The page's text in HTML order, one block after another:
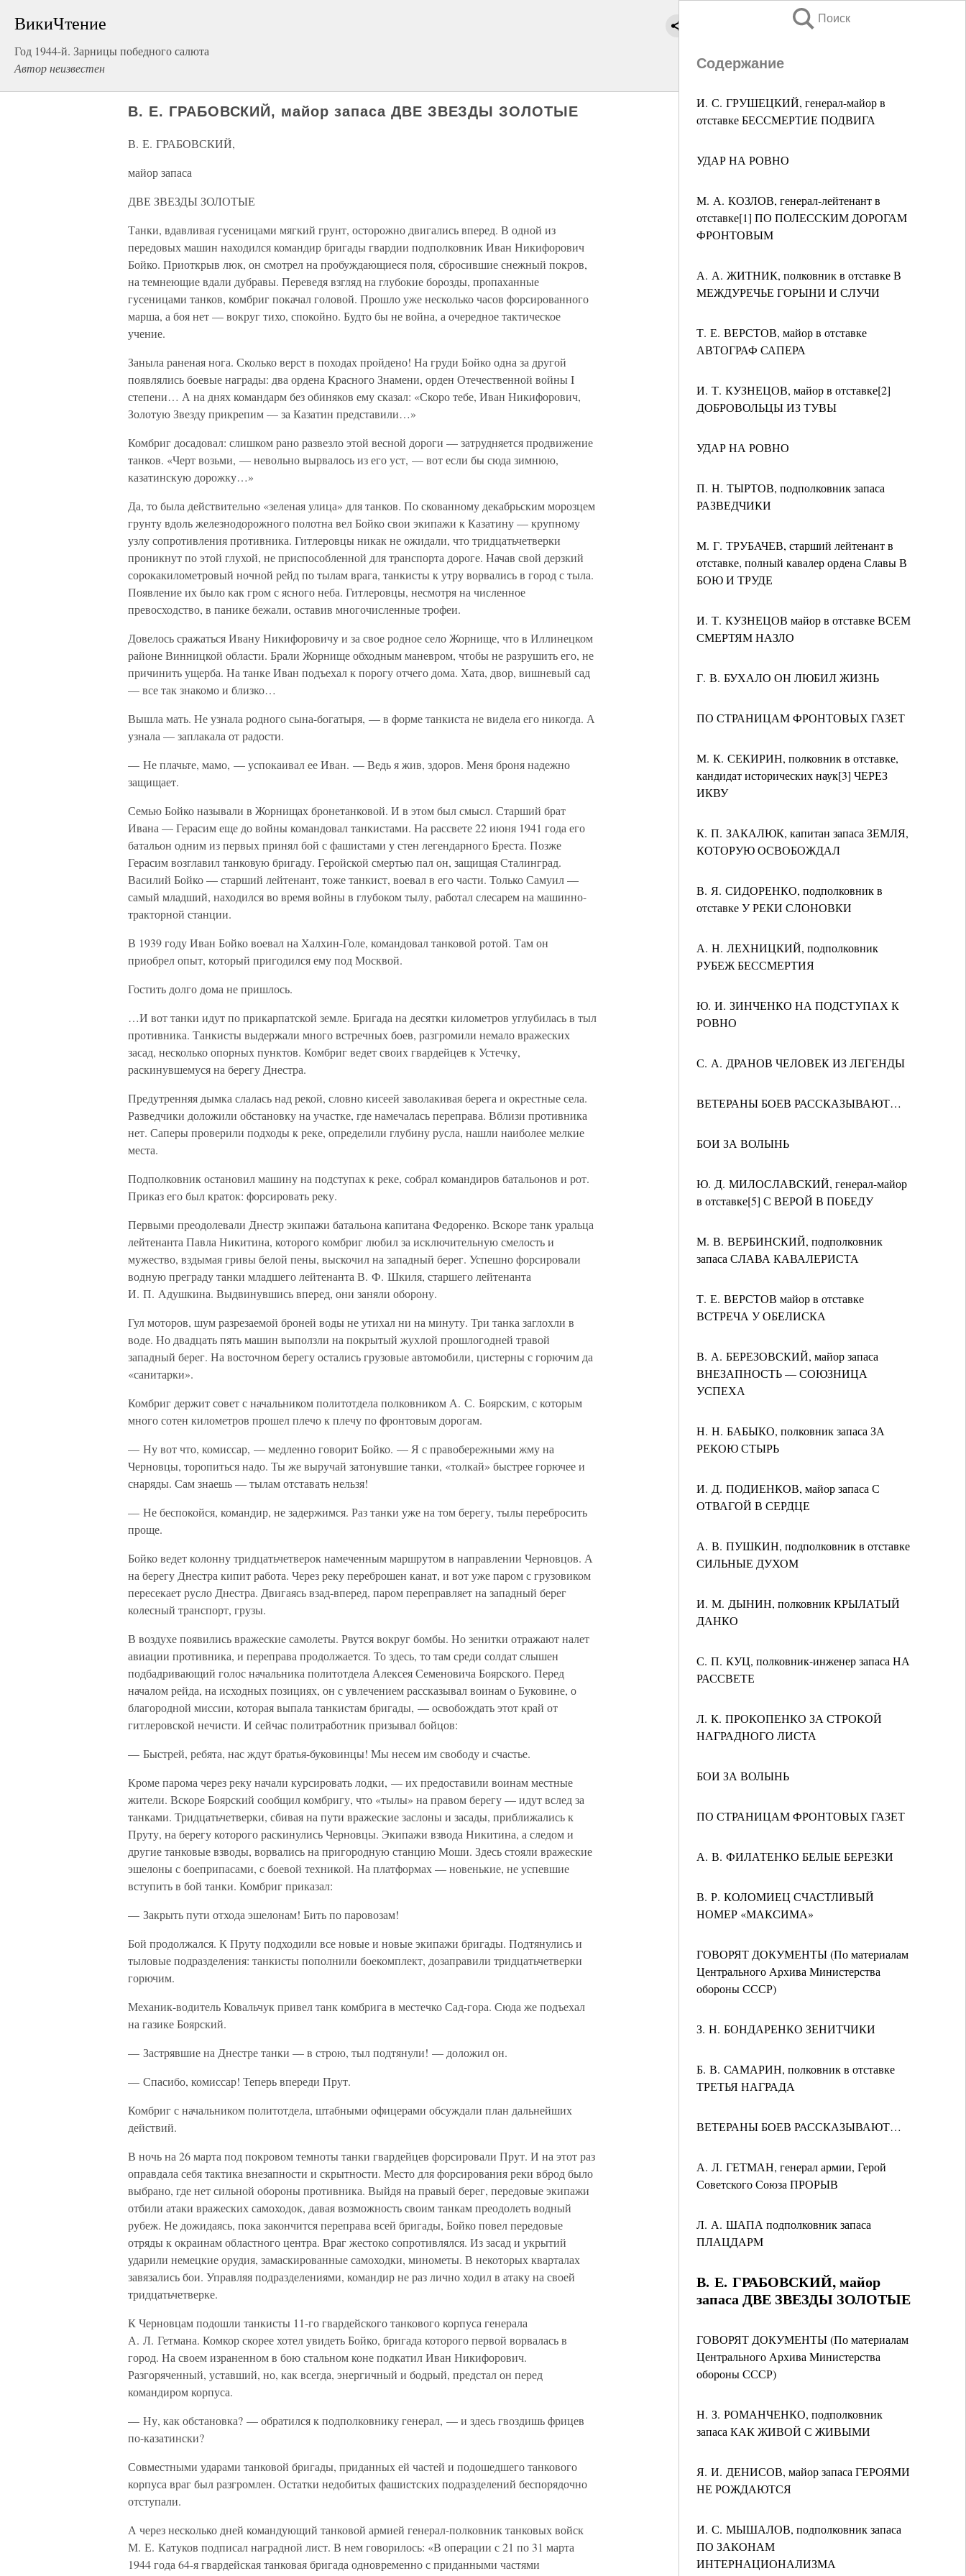
ВикиЧтение
Год 1944-й. Зарницы победного салюта
Автор неизвестен
Поиск
Содержание
И. С. ГРУШЕЦКИЙ, генерал-майор в
отставке БЕССМЕРТИЕ ПОДВИГА
УДАР НА РОВНО
М. А. КОЗЛОВ, генерал-лейтенант в
отставке[1] ПО ПОЛЕССКИМ ДОРОГАМ
ФРОНТОВЫМ
А. А. ЖИТНИК, полковник в отставке В
МЕЖДУРЕЧЬЕ ГОРЫНИ И СЛУЧИ
Т. Е. ВЕРСТОВ, майор в отставке
АВТОГРАФ САПЕРА
И. Т. КУЗНЕЦОВ, майор в отставке[2]
ДОБРОВОЛЬЦЫ ИЗ ТУВЫ
УДАР НА РОВНО
П. Н. ТЫРТОВ, подполковник запаса
РАЗВЕДЧИКИ
М. Г. ТРУБАЧЕВ, старший лейтенант в
отставке, полный кавалер ордена Славы В
БОЮ И ТРУДЕ
И. Т. КУЗНЕЦОВ майор в отставке ВСЕМ
СМЕРТЯМ НАЗЛО
Г. В. БУХАЛО ОН ЛЮБИЛ ЖИЗНЬ
ПО СТРАНИЦАМ ФРОНТОВЫХ ГАЗЕТ
М. К. СЕКИРИН, полковник в отставке,
кандидат исторических наук[3] ЧЕРЕЗ
ИКВУ
К. П. ЗАКАЛЮК, капитан запаса ЗЕМЛЯ,
КОТОРУЮ ОСВОБОЖДАЛ
В. Я. СИДОРЕНКО, подполковник в
отставке У РЕКИ СЛОНОВКИ
А. Н. ЛЕХНИЦКИЙ, подполковник
РУБЕЖ БЕССМЕРТИЯ
Ю. И. ЗИНЧЕНКО НА ПОДСТУПАХ К
РОВНО
С. А. ДРАНОВ ЧЕЛОВЕК ИЗ ЛЕГЕНДЫ
ВЕТЕРАНЫ БОЕВ РАССКАЗЫВАЮТ…
БОИ ЗА ВОЛЫНЬ
Ю. Д. МИЛОСЛАВСКИЙ, генерал-майор
в отставке[5] С ВЕРОЙ В ПОБЕДУ
М. В. ВЕРБИНСКИЙ, подполковник
запаса СЛАВА КАВАЛЕРИСТА
Т. Е. ВЕРСТОВ майор в отставке
ВСТРЕЧА У ОБЕЛИСКА
В. А. БЕРЕЗОВСКИЙ, майор запаса
ВНЕЗАПНОСТЬ — СОЮЗНИЦА
УСПЕХА
Н. Н. БАБЫКО, полковник запаса ЗА
РЕКОЮ СТЫРЬ
И. Д. ПОДИЕНКОВ, майор запаса С
ОТВАГОЙ В СЕРДЦЕ
А. В. ПУШКИН, подполковник в отставке
СИЛЬНЫЕ ДУХОМ
И. М. ДЫНИН, полковник КРЫЛАТЫЙ
ДАНКО
С. П. КУЦ, полковник-инженер запаса НА
РАССВЕТЕ
Л. К. ПРОКОПЕНКО ЗА СТРОКОЙ
НАГРАДНОГО ЛИСТА
БОИ ЗА ВОЛЫНЬ
ПО СТРАНИЦАМ ФРОНТОВЫХ ГАЗЕТ
А. В. ФИЛАТЕНКО БЕЛЫЕ БЕРЕЗКИ
В. Р. КОЛОМИЕЦ СЧАСТЛИВЫЙ
НОМЕР «МАКСИМА»
ГОВОРЯТ ДОКУМЕНТЫ (По материалам
Центрального Архива Министерства
обороны СССР)
З. Н. БОНДАРЕНКО ЗЕНИТЧИКИ
Б. В. САМАРИН, полковник в отставке
ТРЕТЬЯ НАГРАДА
ВЕТЕРАНЫ БОЕВ РАССКАЗЫВАЮТ…
А. Л. ГЕТМАН, генерал армии, Герой
Советского Союза ПРОРЫВ
Л. А. ШАПА подполковник запаса
ПЛАЦДАРМ
В. Е. ГРАБОВСКИЙ, майор
запаса ДВЕ ЗВЕЗДЫ ЗОЛОТЫЕ
ГОВОРЯТ ДОКУМЕНТЫ (По материалам
Центрального Архива Министерства
обороны СССР)
Н. З. РОМАНЧЕНКО, подполковник
запаса КАК ЖИВОЙ С ЖИВЫМИ
Я. И. ДЕНИСОВ, майор запаса ГЕРОЯМИ
НЕ РОЖДАЮТСЯ
И. С. МЫШАЛОВ, подполковник запаса
ПО ЗАКОНАМ
ИНТЕРНАЦИОНАЛИЗМА
В. Е. ГРАБОВСКИЙ, майор запаса ДВЕ ЗВЕЗДЫ ЗОЛОТЫЕ
В. Е. ГРАБОВСКИЙ,
майор запаса
ДВЕ ЗВЕЗДЫ ЗОЛОТЫЕ
Танки, вдавливая гусеницами мягкий грунт, осторожно двигались вперед. В одной из
передовых машин находился командир бригады гвардии подполковник Иван Никифорович
Бойко. Приоткрыв люк, он смотрел на пробуждающиеся поля, сбросившие снежный покров,
на темнеющие вдали дубравы. Переведя взгляд на глубокие борозды, пропаханные
гусеницами танков, комбриг покачал головой. Прошло уже несколько часов форсированного
марша, а боя нет — вокруг тихо, спокойно. Будто бы не война, а очередное тактическое
учение.
Заныла раненая нога. Сколько верст в походах пройдено! На груди Бойко одна за другой
появлялись боевые награды: два ордена Красного Знамени, орден Отечественной войны I
степени… А на днях командарм без обиняков ему сказал: «Скоро тебе, Иван Никифорович,
Золотую Звезду прикрепим — за Казатин представили…»
Комбриг досадовал: слишком рано развезло этой весной дороги — затрудняется продвижение
танков. «Черт возьми, — невольно вырвалось из его уст, — вот если бы сюда зимнюю,
казатинскую дорожку…»
Да, то была действительно «зеленая улица» для танков. По скованному декабрьским морозцем
грунту вдоль железнодорожного полотна вел Бойко свои экипажи к Казатину — крупному
узлу сопротивления противника. Гитлеровцы никак не ожидали, что тридцатьчетверки
проникнут по этой глухой, не приспособленной для транспорта дороге. Начав свой дерзкий
сорокакилометровый ночной рейд по тылам врага, танкисты к утру ворвались в город с тыла.
Появление их было как гром с ясного неба. Гитлеровцы, несмотря на численное
превосходство, в панике бежали, оставив многочисленные трофеи.
Довелось сражаться Ивану Никифоровичу и за свое родное село Жорнище, что в Иллинецком
районе Винницкой области. Брали Жорнище обходным маневром, чтобы не разрушить его, не
причинить ущерба. На танке Иван подъехал к порогу отчего дома. Хата, двор, вишневый сад
— все так знакомо и близко…
Вышла мать. Не узнала родного сына-богатыря, — в форме танкиста не видела его никогда. А
узнала — заплакала от радости.
— Не плачьте, мамо, — успокаивал ее Иван. — Ведь я жив, здоров. Меня броня надежно
защищает.
Семью Бойко называли в Жорнищах бронетанковой. И в этом был смысл. Старший брат
Ивана — Герасим еще до войны командовал танкистами. На рассвете 22 июня 1941 года его
батальон одним из первых принял бой с фашистами у стен легендарного Бреста. Позже
Герасим возглавил танковую бригаду. Геройской смертью пал он, защищая Сталинград.
Василий Бойко — старший лейтенант, тоже танкист, воевал в его части. Только Самуил —
самый младший, находился во время войны в глубоком тылу, работал слесарем на машинно-
тракторной станции.
В 1939 году Иван Бойко воевал на Халхин-Голе, командовал танковой ротой. Там он
приобрел опыт, который пригодился ему под Москвой.
Гостить долго дома не пришлось.
…И вот танки идут по прикарпатской земле. Бригада на десятки километров углубилась в тыл
противника. Танкисты выдержали много встречных боев, разгромили немало вражеских
засад, несколько опорных пунктов. Комбриг ведет своих гвардейцев к Устечку,
раскинувшемуся на берегу Днестра.
Предутренняя дымка слалась над рекой, словно кисеей заволакивая берега и окрестные села.
Разведчики доложили обстановку на участке, где намечалась переправа. Вблизи противника
нет. Саперы проверили подходы к реке, определили глубину русла, нашли наиболее мелкие
места.
Подполковник остановил машину на подступах к реке, собрал командиров батальонов и рот.
Приказ его был краток: форсировать реку.
Первыми преодолевали Днестр экипажи батальона капитана Федоренко. Вскоре танк уральца
лейтенанта Павла Никитина, которого комбриг любил за исключительную смелость и
мужество, вздымая гривы белой пены, выскочил на западный берег. Успешно форсировали
водную преграду танки младшего лейтенанта В. Ф. Шкиля, старшего лейтенанта
И. П. Адушкина. Выдвинувшись вперед, они заняли оборону.
Гул моторов, шум разрезаемой броней воды не утихал ни на минуту. Три танка заглохли в
воде. Но двадцать пять машин выползли на покрытый жухлой прошлогодней травой
западный берег. На восточном берегу остались грузовые автомобили, цистерны с горючим да
«санитарки».
Комбриг держит совет с начальником политотдела полковником А. С. Боярским, с которым
много сотен километров прошел плечо к плечу по фронтовым дорогам.
— Ну вот что, комиссар, — медленно говорит Бойко. — Я с правобережными жму на
Черновцы, торопиться надо. Ты же выручай затонувшие танки, «толкай» быстрее горючее и
снаряды. Сам знаешь — тылам отставать нельзя!
— Не беспокойся, командир, не задержимся. Раз танки уже на том берегу, тылы перебросить
проще.
Бойко ведет колонну тридцатьчетверок намеченным маршрутом в направлении Черновцов. А
на берегу Днестра кипит работа. Через реку переброшен канат, и вот уже паром с грузовиком
пересекает русло Днестра. Двигаясь взад-вперед, паром переправляет на западный берег
колесный транспорт, грузы.
В воздухе появились вражеские самолеты. Рвутся вокруг бомбы. Но зенитки отражают налет
авиации противника, и переправа продолжается. То здесь, то там среди солдат слышен
подбадривающий голос начальника политотдела Алексея Семеновича Боярского. Перед
началом рейда, на исходных позициях, он с увлечением рассказывал воинам о Буковине, о
благородной миссии, которая выпала танкистам бригады, — освобождать этот край от
гитлеровской нечисти. И сейчас политработник призывал бойцов:
— Быстрей, ребята, нас ждут братья-буковинцы! Мы несем им свободу и счастье.
Кроме парома через реку начали курсировать лодки, — их предоставили воинам местные
жители. Вскоре Боярский сообщил комбригу, что «тылы» на правом берегу — идут вслед за
танками. Тридцатьчетверки, сбивая на пути вражеские заслоны и засады, приближались к
Пруту, на берегу которого раскинулись Черновцы. Экипажи взвода Никитина, а следом и
другие танковые взводы, ворвались на пригородную станцию Моши. Здесь стояли вражеские
эшелоны с боеприпасами, с боевой техникой. На платформах — новенькие, не успевшие
вступить в бой танки. Комбриг приказал:
— Закрыть пути отхода эшелонам! Бить по паровозам!
Бой продолжался. К Пруту подходили все новые и новые экипажи бригады. Подтянулись и
тыловые подразделения: танкисты пополнили боекомплект, дозаправили тридцатьчетверки
горючим.
Механик-водитель Ковальчук привел танк комбрига в местечко Сад-гора. Сюда же подъехал
на газике Боярский.
— Застрявшие на Днестре танки — в строю, тыл подтянули! — доложил он.
— Спасибо, комиссар! Теперь впереди Прут.
Комбриг с начальником политотдела, штабными офицерами обсуждали план дальнейших
действий.
В ночь на 26 марта под покровом темноты танки гвардейцев форсировали Прут. И на этот раз
оправдала себя тактика внезапности и скрытности. Место для форсирования реки вброд было
выбрано, где нет сильной обороны противника. Выйдя на правый берег, передовые экипажи
отбили атаки вражеских самоходок, давая возможность своим танкам преодолеть водный
рубеж. Не дожидаясь, пока закончится переправа всей бригады, Бойко повел передовые
отряды к окраинам областного центра. Враг жестоко сопротивлялся. Из засад и укрытий
ударили немецкие орудия, замаскированные самоходки, минометы. В некоторых кварталах
завязались бои. Управляя подразделениями, командир не раз лично ходил в атаку на своей
тридцатьчетверке.
К Черновцам подошли танкисты 11-го гвардейского танкового корпуса генерала
А. Л. Гетмана. Комкор скорее хотел увидеть Бойко, бригада которого первой ворвалась в
город. На своем израненном в бою стальном коне подкатил Иван Никифорович.
Разгоряченный, уставший, но, как всегда, энергичный и бодрый, предстал он перед
командиром корпуса.
— Ну, как обстановка? — обратился к подполковнику генерал, — и здесь гвоздишь фрицев
по-казатински?
Совместными ударами танковой бригады, приданных ей частей и подошедшего танкового
корпуса враг был разгромлен. Остатки недобитых фашистских подразделений беспорядочно
отступали.
А через несколько дней командующий танковой армией генерал-полковник танковых войск
М. Е. Катуков подписал наградной лист. В нем говорилось: «В операции с 21 по 31 марта
1944 года 64-я гвардейская танковая бригада одновременно с приданными частями